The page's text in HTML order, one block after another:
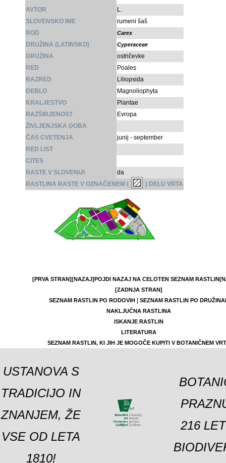
AVTOR
L.
SLOVENSKO IME
rumeni šaš
ROD
Carex
DRUŽINA (LATINSKO) Cyperaceae
DRUŽINA
ostričevke
RED
Poales
RAZRED
Liliopsida
DEBLO
Magnoliophyta
KRALJESTVO
Plantae
RAZŠIRJENOST
Evropa
ŽIVLJENJSKA DOBA
ČAS CVETENJA
junij - september
RED LIST
CITES
RASTE V SLOVENIJI
da
RASTLINA RASTE V OZNAČENEM (
) DELU VRTA
[PRVA STRAN][NAZAJ]POJDI NAZAJ NA CELOTEN SEZNAM RASTLIN
[ZADNJA STRAN]
SEZNAM RASTLIN PO RODOVIH|
SEZNAM RASTLIN PO
NAKLJUČNA RASTLINA
ISKANJE RASTLIN
LITERATURA
SEZNAM RASTLIN, KI JIH JE MOGOČE KUPITI V BOTANIČNEM
USTANOVA S
TRADICIJO IN
ZNANJEM, ŽE
VSE OD LETA
1810!
216